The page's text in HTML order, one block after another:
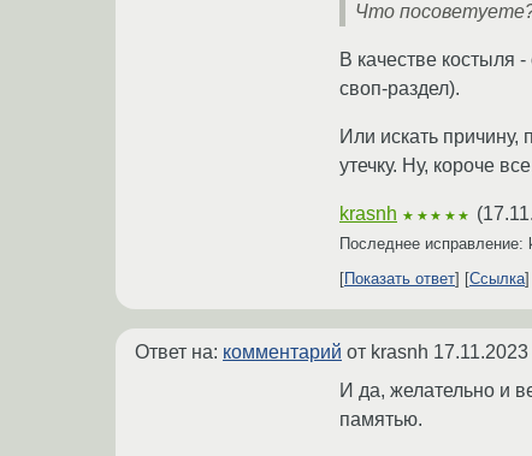
Что
В качестве костыля
своп-раздел).
Или искать причину,
утечку. Ну, короче
krasnh ★★★★★ (
Последнее исправление:
Показать ответ
Ссылка
Ответ на: комментарий от krasnh
И да, желательно и
памятью.